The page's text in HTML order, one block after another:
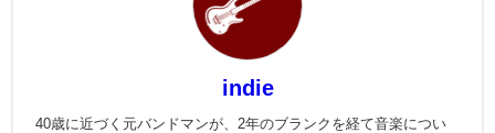
indie
40歳に近づく元バンドマンが、2年のブランクを経て音楽につい